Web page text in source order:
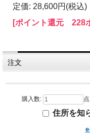
定価: 28,600円(税込)
[ポイント還元 228
注文
購入数: 点
住所を知